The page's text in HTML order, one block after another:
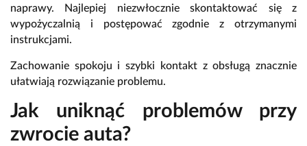
naprawy. Najlepiej niezwłocznie skontaktować się z
wypożyczalnią i postępować zgodnie z otrzymanymi
instrukcjami.
Zachowanie spokoju i szybki kontakt z obsługą znacznie
ułatwiają rozwiązanie problemu.
Jak uniknąć problemów przy
zwrocie auta?